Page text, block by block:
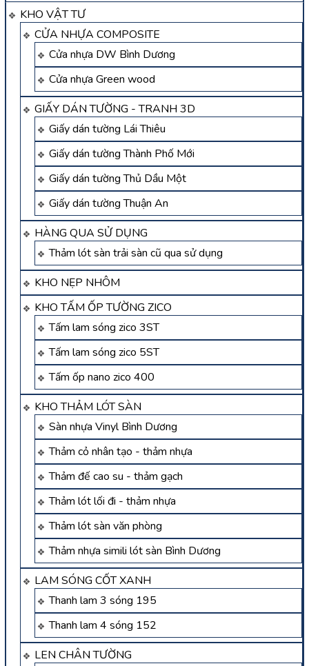
KHO VẬT TƯ
CỬA NHỰA COMPOSITE
Cửa nhựa DW Bình Dương
Cửa nhựa Green wood
GIẤY DÁN TƯỜNG - TRANH 3D
Giấy dán tường Lái Thiêu
Giấy dán tường Thành Phố Mới
Giấy dán tường Thủ Dầu Một
Giấy dán tường Thuận An
HÀNG QUA SỬ DỤNG
Thảm lót sàn trải sàn cũ qua sử dụng
KHO NẸP NHÔM
KHO TẤM ỐP TƯỜNG ZICO
Tấm lam sóng zico 3ST
Tấm lam sóng zico 5ST
Tấm ốp nano zico 400
KHO THẢM LÓT SÀN
Sàn nhựa Vinyl Bình Dương
Thảm cỏ nhân tạo - thảm nhựa
Thảm đế cao su - thảm gạch
Thảm lót lối đi - thảm nhựa
Thảm lót sàn văn phòng
Thảm nhựa simili lót sàn Bình Dương
LAM SÓNG CỐT XANH
Thanh lam 3 sóng 195
Thanh lam 4 sóng 152
LEN CHÂN TƯỜNG